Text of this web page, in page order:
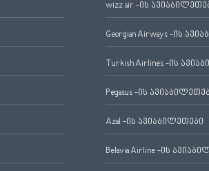
wizz air -ის
Georgian Airways -ის
Turkish Airlines -ის
Pegasus -ის
Azal -ის ავიაბილეთები
Belavia Airline -ის